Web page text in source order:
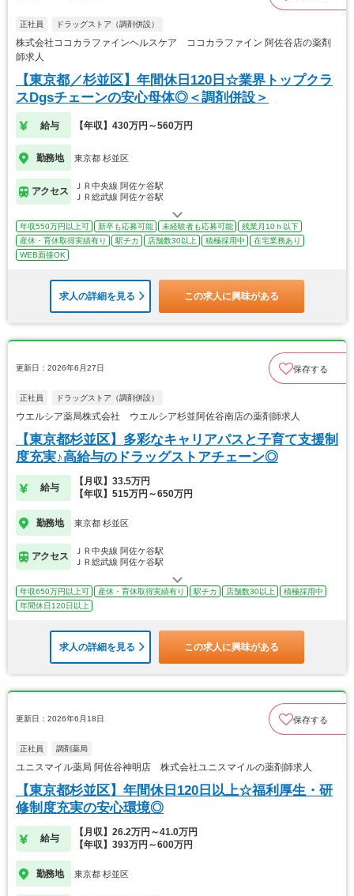
正社員 ドラッグストア（調剤併設）
株式会社ココカラファインヘルスケア ココカラファイン 阿佐谷店の薬剤
師求人
【東京都／杉並区】年間休日120日☆業界トップクラ
スDgsチェーンの安心母体◎＜調剤併設＞
給与 【年収】430万円～560万円
勤務地 東京都 杉並区
アクセス
ＪＲ中央線 阿佐ケ谷駅
ＪＲ総武線 阿佐ケ谷駅
年収550万円以上可 新卒も応募可能 未経験者も応募可能
残業月10ｈ以下
産休・育休取得実績有り
駅チカ 店舗数30以上 積極採用中
在宅業務あり
WEB面接OK
求人の詳細を見る この求人に興味がある
更新日：2026年6月27日 保存する
正社員 ドラッグストア（調剤併設）
ウエルシア薬局株式会社 ウエルシア杉並阿佐谷南店の薬剤師求人
【東京都杉並区】多彩なキャリアパスと子育て支援制
度充実♪高給与のドラッグストアチェーン◎
給与
【月収】33.5万円
【年収】515万円～650万円
勤務地 東京都 杉並区
アクセス
ＪＲ中央線 阿佐ケ谷駅
ＪＲ総武線 阿佐ケ谷駅
年収650万円以上可 産休・育休取得実績有り 駅チカ 店舗数30以上
積極採用中
年間休日120日以上
求人の詳細を見る この求人に興味がある
更新日：2026年6月18日 保存する
正社員 調剤薬局
ユニスマイル薬局 阿佐谷神明店 株式会社ユニスマイルの薬剤師求人
【東京都杉並区】年間休日120日以上☆福利厚生・研
修制度充実の安心環境◎
給与
【月収】26.2万円～41.0万円
【年収】393万円～600万円
勤務地 東京都 杉並区